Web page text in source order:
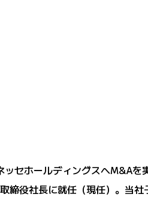
セホールディングスへM&Aを
締役社長に就任（現任）。当社